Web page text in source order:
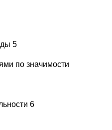
5
по значимости
6